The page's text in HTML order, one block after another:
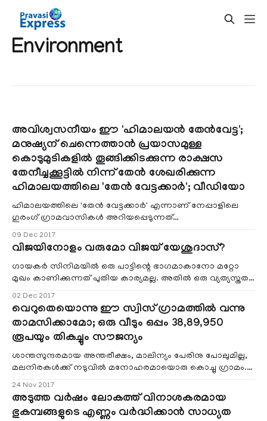
Environment
അവിശ്വസനീയം ഈ 'ഹിമാലയന്‍ തേന്‍വേട്ട';
മനുഷ്യന് ചെന്നെത്താൻ പ്രയാസമുള്ള
കൊടുമുടികളിൽ തൂങ്ങിക്കിടക്കുന്ന രാക്ഷസ
തേനീച്ചക്കൂട്ടിൽ നിന്ന് തേൻ ശേഖരിക്കുന്ന
ഹിമാലയത്തിലെ 'തേൻ വേട്ടക്കാർ'; വീഡിയോ
ഹിമാലയത്തിലെ 'തേൻ വേട്ടക്കാർ' എന്നാണ് നേപ്പാളിലെ
ഗുരംഗ് ഗ്രാമവാസികള്‍ അറിയപ്പെടുന്നത്
തന്നെ. സാഹസീകത ഒരു വിനോദമല്ല ഇവര്‍ക്ക്, മറിച്ച്
ജീവിക്കുവാന്‍ വേണ്ടിയുള്ള ഉപാധിയാണ്. ഇവരെ
വ്യത്യസ്തരാക്കുന്നത് ഇവരുടെ കുലതൊഴില്‍ എന്ന്
വേണമെങ്കില്‍ പറയാവുന്ന തേന്‍ വേട്ടയുടെ പേരിലാണ്.
09 Dec 2017
വിജയിനോളം വരുമോ വിജയ് യേശുദാസ്?
ഗായകര്‍ സിനിമയില്‍ ഒരു പാട്ടിന്റെ ഭാഗമാകാനോ മറ്റോ
മുഖം കാണിക്കുന്നത് പുതിയ കാര്യമല്ല. അതില്‍ ഒരു വ്യത്യസ്തത
ഉണ്ടാക്കിയത് തെന്നിന്ത്
02 Dec 2017
വെറുതെയൊന്നു ഈ സ്വിസ് ഗ്രാമത്തില്‍ വന്നു
താമസിക്കാമോ; ഒരു വീടും ഒപ്പം 38,89,950
രൂപയും തികച്ചും സൗജന്യം
ശാന്തസുന്ദരമായ അന്തരീക്ഷം, മാലിന്യം പേരിനു പോലുമില്ല,
മലനിരകള്‍ക്ക് നടുവില്‍ മനോഹരമായൊരു കൊച്ചു ഗ്രാമം.
വല്ല വിനോദസഞ്ചാരകേന്ദ്രമാണെന്ന് കരുതിയാല്‍ തെറ്റി.
24 Nov 2017
അടുത്ത വര്‍ഷം ലോകത്ത് വിനാശകരമായ
ഭുകമ്പങ്ങളുടെ എണ്ണം വര്‍ദ്ധിക്കാന്‍ സാധ്യത